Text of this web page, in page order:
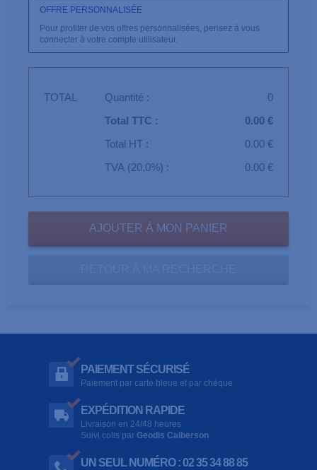
OFFRE PERSONNALISÉE
Pour profiter de vos offres personnalisées, pensez à vous
connecter à votre compte utilisateur.
TOTAL Quantité :
0
Total TTC :
0.00 €
Total HT :
0.00 €
TVA (20,0%) :
0.00 €
PAIEMENT SÉCURISÉ
Paiement par carte bleue et par chèque
EXPÉDITION RAPIDE
Livraison en 24/48 heures
Suivi colis par Geodis Calberson
UN SEUL NUMÉRO : 02 35 34 88 85